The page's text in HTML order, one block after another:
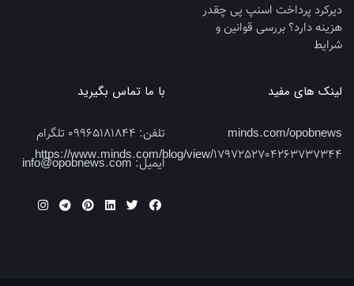
دیرکرد پرداخت اسنپ پی چقدر
هزینه دارد؟ بررسی قوانین و
شرایط
لینک های مفید
minds.com/opobnews
https://www.minds.com/blog/view/1797252704263737344
با ما تماس بگیرید
تلفن:
ایمیل:info@opobnews.com